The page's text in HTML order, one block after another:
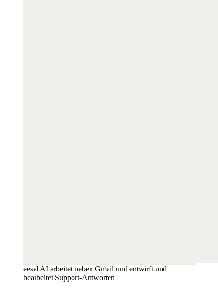
eesel AI arbeitet neben Gmail und entwirft und
bearbeitet Support-Antworten